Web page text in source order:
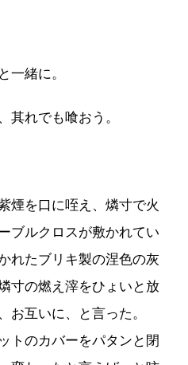
一緒に。
其れでも喰おう。
煙を口に咥え、燐寸で火
ブルクロスが敷かれてい
れたブリキ製の涅色の灰
寸の燃え滓をひょいと放
お互いに、と言った。
トのカバーをパタンと閉